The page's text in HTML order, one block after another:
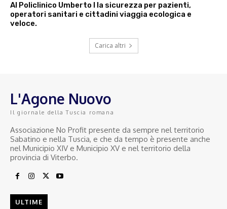
Al Policlinico Umberto I la sicurezza per pazienti,
operatori sanitari e cittadini viaggia ecologica e
veloce.
Carica altri
L'Agone Nuovo
Il giornale della Tuscia romana
Associazione No Profit presente da sempre nel territorio
Sabatino e nella Tuscia, e che da tempo è presente anche
nel Municipio XIV e Municipio XV e nel territorio della
provincia di Viterbo.
ULTIME